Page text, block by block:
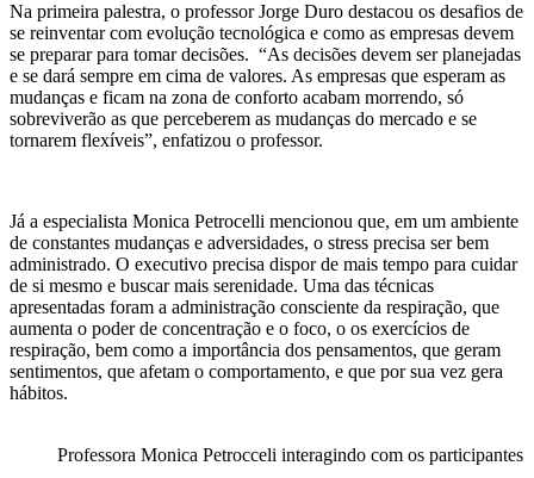
Na primeira palestra, o professor Jorge Duro destacou os desafios de
se reinventar com evolução tecnológica e como as empresas devem
se preparar para tomar decisões. “As decisões devem ser planejadas
e se dará sempre em cima de valores. As empresas que esperam as
mudanças e ficam na zona de conforto acabam morrendo, só
sobreviverão as que perceberem as mudanças do mercado e se
tornarem flexíveis”, enfatizou o professor.
Já a especialista Monica Petrocelli mencionou que, em um ambiente
de constantes mudanças e adversidades, o stress precisa ser bem
administrado. O executivo precisa dispor de mais tempo para cuidar
de si mesmo e buscar mais serenidade. Uma das técnicas
apresentadas foram a administração consciente da respiração, que
aumenta o poder de concentração e o foco, o os exercícios de
respiração, bem como a importância dos pensamentos, que geram
sentimentos, que afetam o comportamento, e que por sua vez gera
hábitos.
Professora Monica Petrocceli interagindo com os participantes